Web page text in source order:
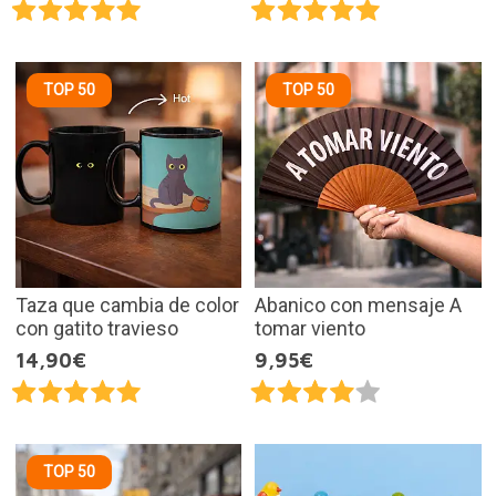
TOP 50
Taza que cambia de color
con gatito travieso
14,90€
TOP 50
Abanico con mensaje A
tomar viento
9,95€
TOP 50